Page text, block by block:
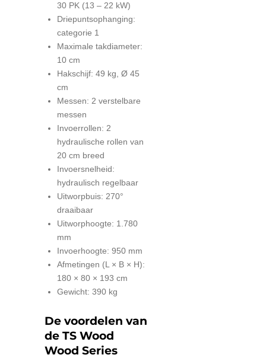
30 PK (13 – 22 kW)
Driepuntsophanging:
categorie 1
Maximale takdiameter:
10 cm
Hakschijf: 49 kg, Ø 45
cm
Messen: 2 verstelbare
messen
Invoerrollen: 2
hydraulische rollen van
20 cm breed
Invoersnelheid:
hydraulisch regelbaar
Uitworpbuis: 270°
draaibaar
Uitworphoogte: 1.780
mm
Invoerhoogte: 950 mm
Afmetingen (L × B × H):
180 × 80 × 193 cm
Gewicht: 390 kg
De voordelen van
de TS Wood
Wood Series